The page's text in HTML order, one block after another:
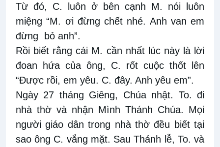
Từ đó, C. luôn ở bên cạnh M. nói luôn
miệng “M. ơi đừng chết nhé. Anh van em
đừng bỏ anh”.
Rồi biết rằng cái M. cần nhất lúc này là lời
đoan hứa của ông, C. rốt cuộc thốt lên
“Được rồi, em yêu. C. đây. Anh yêu em”.
Ngày 27 tháng Giêng, Chúa nhật. To. đi
nhà thờ và nhận Mình Thánh Chúa. Mọi
người giáo dân trong nhà thờ đều biết tại
sao ông C. vắng mặt. Sau Thánh lễ, To. và